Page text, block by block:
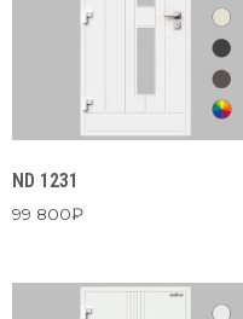
ND 1231
99 800₽